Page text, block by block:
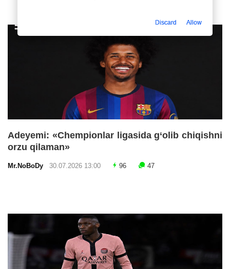
Adeyemi: «Chempionlar ligasida g‘olib chiqishni
orzu qilaman»
Mr.NoBoDy 30.07.2026 13:00 96 47
Discard Allow